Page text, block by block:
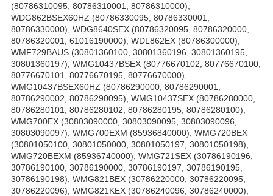
(80786310095, 80786310001, 80786310000),
WDG862BSEX60HZ (80786330095, 80786330001,
80786330000), WDG8640SEX (80786320095, 80786320000,
80786320001, 61016190000), WDL862EX (80786300000),
WMF729BAUS (30801360100, 30801360196, 30801360195,
30801360197), WMG10437BSEX (80776670102, 80776670100,
80776670101, 80776670195, 80776670000),
WMG10437BSEX60HZ (80786290000, 80786290001,
80786290002, 80786290095), WMG10437SEX (80786280000,
80786280101, 80786280102, 80786280195, 80786280100),
WMG700EX (30803090000, 30803090095, 30803090096,
30803090097), WMG700EXM (85936840000), WMG720BEX
(30801050100, 30801050000, 30801050197, 30801050198),
WMG720BEXM (85936740000), WMG721SEX (30786190196,
30786190100, 30786190000, 30786190197, 30786190195,
30786190198), WMG821BEX (30786220000, 30786220095,
30786220096), WMG821KEX (30786240096, 30786240000),